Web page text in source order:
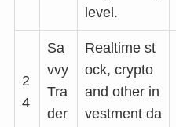
level.
2
4
Sa
vvy
Tra
der
Realtime st
ock, crypto
and other in
vestment da